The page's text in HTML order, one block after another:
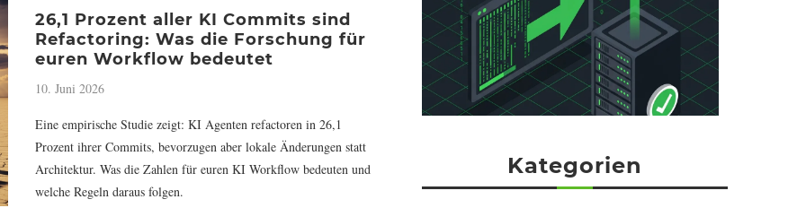
26,1 Prozent aller KI Commits sind
Refactoring: Was die Forschung für
euren Workflow bedeutet
10. Juni 2026
Eine empirische Studie zeigt: KI Agenten refactoren in 26,1
Prozent ihrer Commits, bevorzugen aber lokale Änderungen statt
Architektur. Was die Zahlen für euren KI Workflow bedeuten und
welche Regeln daraus folgen.
Kategorien